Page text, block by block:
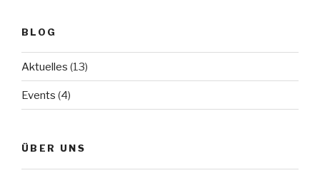
BLOG
Aktuelles (13)
Events (4)
ÜBER UNS